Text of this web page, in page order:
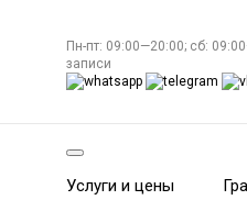
Пн-пт: 09:00—20:00; сб:
записи
Услуги и цены